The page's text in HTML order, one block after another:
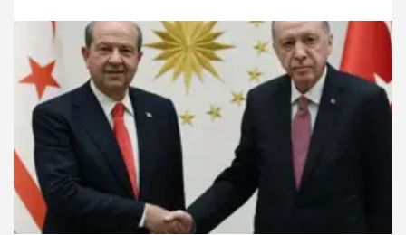
hisseden herkesi baş tacı ediyoruz. Kim olursa olsun
sanatını aşkla icra eden bu milletin derdiyle dertlenen
millete tepeden bakmayan herkese elimizden gelen desteği
sağlıyoruz." ifadelerini kullandı.
25.12.2024 Gündem